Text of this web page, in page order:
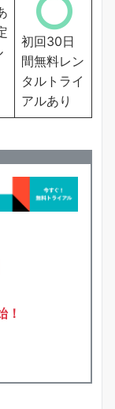
初回30日
間無料レン
タルトライ
アルあり
！